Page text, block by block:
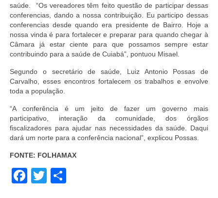
saúde. “Os vereadores têm feito questão de participar dessas
conferencias, dando a nossa contribuição. Eu participo dessas
conferencias desde quando era presidente de Bairro. Hoje a
nossa vinda é para fortalecer e preparar para quando chegar à
Câmara já estar ciente para que possamos sempre estar
contribuindo para a saúde de Cuiabá”, pontuou Misael.
Segundo o secretário de saúde, Luiz Antonio Possas de
Carvalho, esses encontros fortalecem os trabalhos e envolve
toda a população.
“A conferência é um jeito de fazer um governo mais
participativo, interação da comunidade, dos órgãos
fiscalizadores para ajudar nas necessidades da saúde. Daqui
dará um norte para a conferência nacional”, explicou Possas.
FONTE: FOLHAMAX
Facebook
Twitter